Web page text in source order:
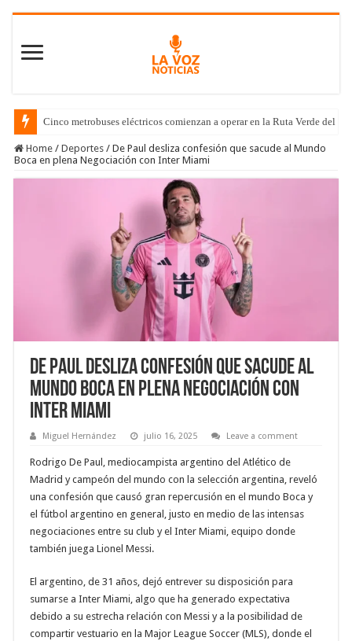
Cinco metrobuses eléctricos comienzan a operar en la Ruta Verde del
Home / Deportes / De Paul desliza confesión que sacude al Mundo
Boca en plena Negociación con Inter Miami
De Paul desliza confesión que sacude al
Mundo Boca en plena Negociación con
Inter Miami
Miguel Hernández julio 16, 2025 Leave a comment
Rodrigo De Paul, mediocampista argentino del Atlético de
Madrid y campeón del mundo con la selección argentina, reveló
una confesión que causó gran repercusión en el mundo Boca y
el fútbol argentino en general, justo en medio de las intensas
negociaciones entre su club y el Inter Miami, equipo donde
también juega Lionel Messi.
El argentino, de 31 años, dejó entrever su disposición para
sumarse a Inter Miami, algo que ha generado expectativa
debido a su estrecha relación con Messi y a la posibilidad de
compartir vestuario en la Major League Soccer (MLS), donde el